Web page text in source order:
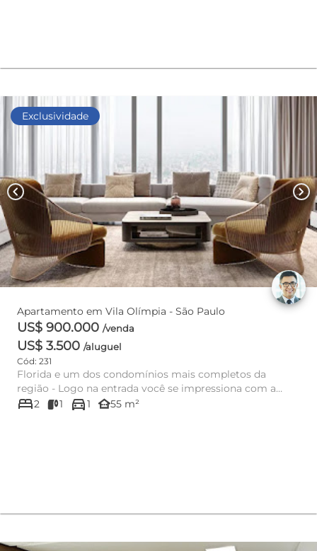
Exclusividade
chevron_left chevron_right
Apartamento em Vila Olímpia - São Paulo
US$ 900.000 /venda
US$ 3.500 /aluguel
Cód: 231
Florida e um dos condomínios mais completos da
região - Logo na entrada você se impressiona com a
grandeza do empreendim...
bed2 1 directions_car1 other_houses55 m²